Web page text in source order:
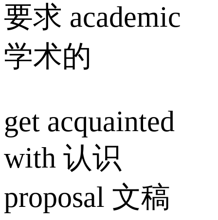
要求 academic
学术的
get acquainted
with 认识
proposal 文稿